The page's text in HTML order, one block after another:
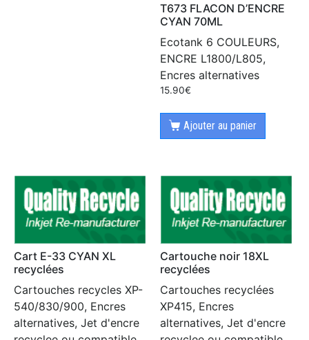
T673 FLACON D’ENCRE
CYAN 70ML
Ecotank 6 COULEURS,
ENCRE L1800/L805,
Encres alternatives
15.90€
Ajouter au panier
Cart E-33 CYAN XL
recyclées
Cartouches recycles XP-
540/830/900, Encres
alternatives, Jet d'encre
Cartouche noir 18XL
recyclées
Cartouches recyclées
XP415, Encres
alternatives, Jet d'encre